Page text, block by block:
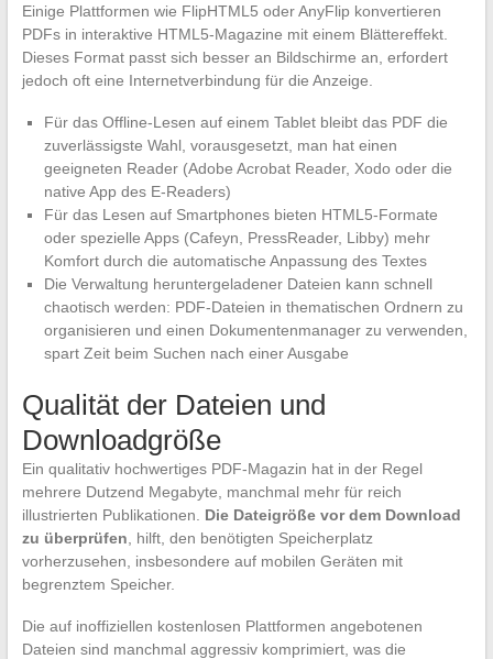
Einige Plattformen wie FlipHTML5 oder AnyFlip konvertieren
PDFs in interaktive HTML5-Magazine mit einem Blättereffekt.
Dieses Format passt sich besser an Bildschirme an, erfordert
jedoch oft eine Internetverbindung für die Anzeige.
Für das Offline-Lesen auf einem Tablet bleibt das PDF die
zuverlässigste Wahl, vorausgesetzt, man hat einen
geeigneten Reader (Adobe Acrobat Reader, Xodo oder die
native App des E-Readers)
Für das Lesen auf Smartphones bieten HTML5-Formate
oder spezielle Apps (Cafeyn, PressReader, Libby) mehr
Komfort durch die automatische Anpassung des Textes
Die Verwaltung heruntergeladener Dateien kann schnell
chaotisch werden: PDF-Dateien in thematischen Ordnern zu
organisieren und einen Dokumentenmanager zu verwenden,
spart Zeit beim Suchen nach einer Ausgabe
Qualität der Dateien und
Downloadgröße
Ein qualitativ hochwertiges PDF-Magazin hat in der Regel
mehrere Dutzend Megabyte, manchmal mehr für reich
illustrierten Publikationen. Die Dateigröße vor dem Download
zu überprüfen , hilft, den benötigten Speicherplatz
vorherzusehen, insbesondere auf mobilen Geräten mit
begrenztem Speicher.
Die auf inoffiziellen kostenlosen Plattformen angebotenen
Dateien sind manchmal aggressiv komprimiert, was die